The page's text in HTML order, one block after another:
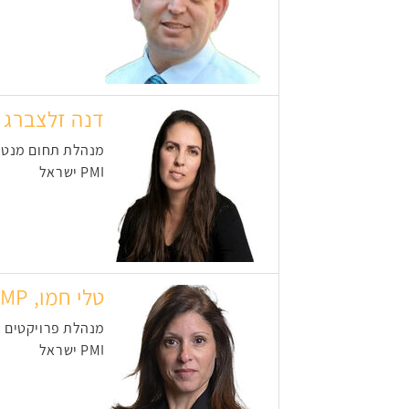
דנה זלצברג
מנהלת תחום
PMI ישראל
טלי חמו, PMP
מנהלת פרויקטים
PMI ישראל